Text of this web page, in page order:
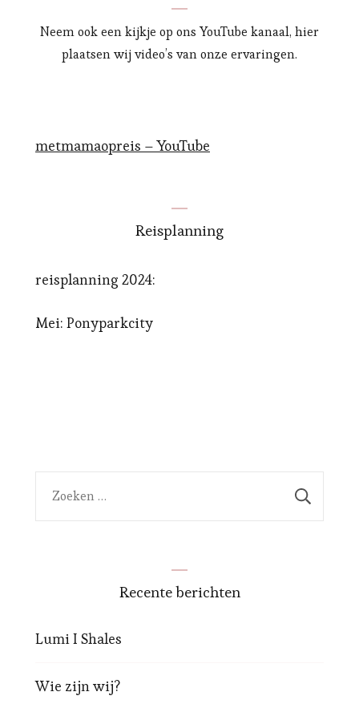
Neem ook een kijkje op ons YouTube kanaal, hier
plaatsen wij video’s van onze ervaringen.
metmamaopreis – YouTube
Reisplanning
reisplanning 2024:
Mei: Ponyparkcity
Recente berichten
Lumi I Shales
Wie zijn wij?